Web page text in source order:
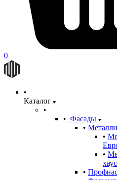
0
Каталог
Фасады